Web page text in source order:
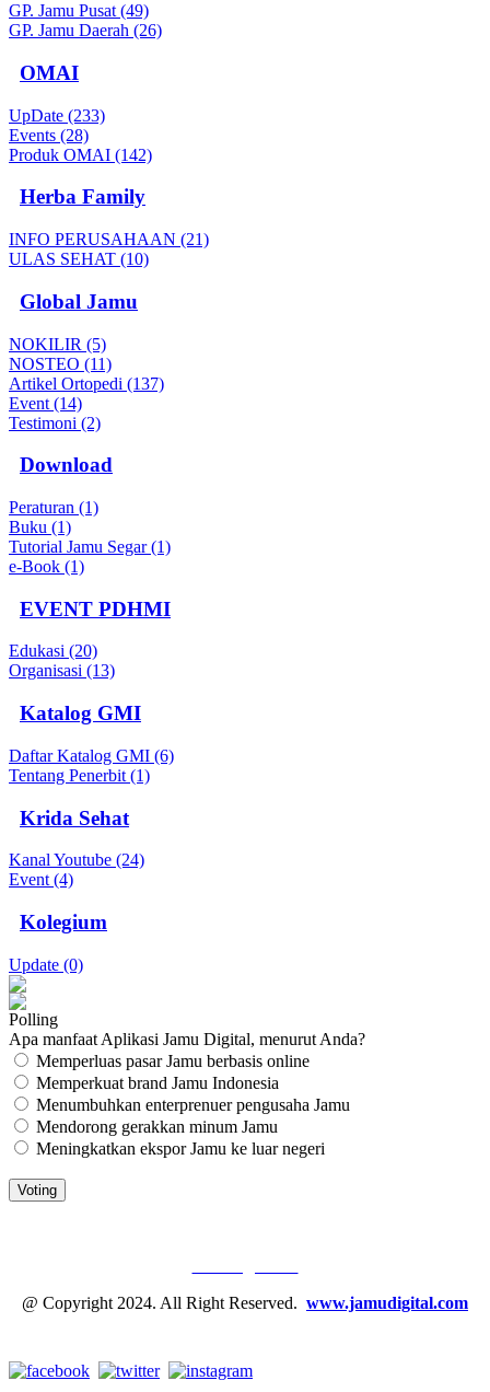
GP. Jamu Pusat (49)
GP. Jamu Daerah (26)
OMAI
UpDate (233)
Events (28)
Produk OMAI (142)
Herba Family
INFO PERUSAHAAN (21)
ULAS SEHAT (10)
Global Jamu
NOKILIR (5)
NOSTEO (11)
Artikel Ortopedi (137)
Event (14)
Testimoni (2)
Download
Peraturan (1)
Buku (1)
Tutorial Jamu Segar (1)
e-Book (1)
EVENT PDHMI
Edukasi (20)
Organisasi (13)
Katalog GMI
Daftar Katalog GMI (6)
Tentang Penerbit (1)
Krida Sehat
Kanal Youtube (24)
Event (4)
Kolegium
Update (0)
Polling
Apa manfaat Aplikasi Jamu Digital, menurut Anda?
Memperluas pasar Jamu berbasis online
Memperkuat brand Jamu Indonesia
Menumbuhkan enterprenuer pengusaha Jamu
Mendorong gerakkan minum Jamu
Meningkatkan ekspor Jamu ke luar negeri
@ Copyright 2024. All Right Reserved. www.jamudigital.com